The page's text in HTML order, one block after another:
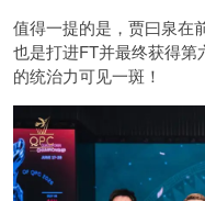
值得一提的是，贾曰泉在
也是打进FT并最终获得第
的统治力可见一斑！